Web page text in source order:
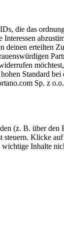
die das
erteilten
Standard
Sp. z
(z. B. über
Klicke
Inhalte